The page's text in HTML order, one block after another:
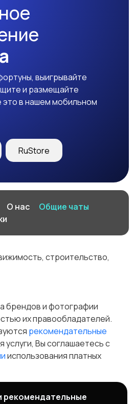
Офисный персонал
Продажи
Рестораны и
Спорт и красота
Строительство и
ремонт
Управление
недвижимостью
выигрывайте
и размещайте
это в нашем мобильном
RuStore
О нас
Общие чаты
строительство,
брендов и фотографии
их правообладателей.
рекомендательные
услуги, Вы соглашаетесь c
использования платных
Правила сервиса
Пользовательское
рекомендательные